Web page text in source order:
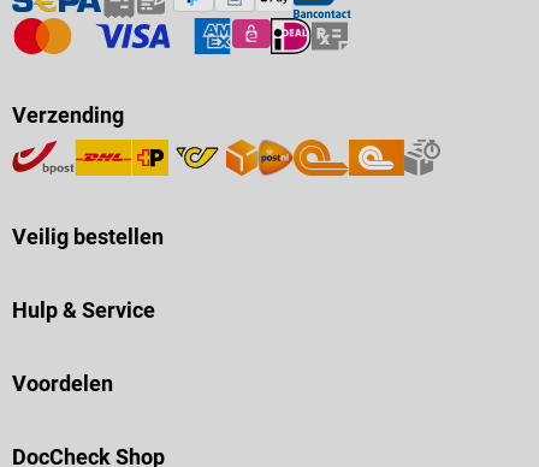
Verzending
Veilig bestellen
Hulp & Service
Voordelen
DocCheck Shop